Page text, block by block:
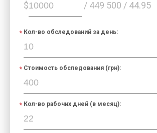
$ / 449 500 / 44.95
Кол-во обследований за день:
Стоимость обследования (грн):
Кол-во рабочих дней (в месяц):